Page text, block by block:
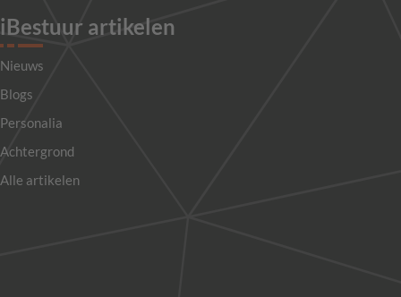
iBestuur artikelen
Nieuws
Blogs
Personalia
Achtergrond
Alle artikelen